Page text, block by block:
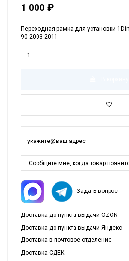
1 000 ₽
Переходная рамка для установки
90 2003-2011
Задать вопрос
Доставка до пункта выдачи OZON
Доставка до пункта выдачи Яндекс
Доставка в почтовое отделение
Доставка СДЕК